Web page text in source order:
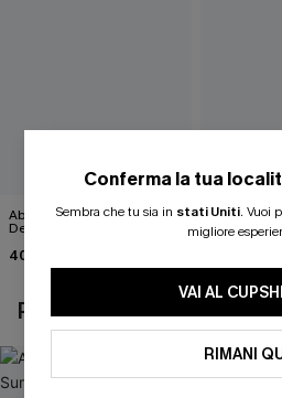
Abito lungo nero Little
Details
40,00 €
Pareo midi
neri
POTREBBE
Conferma la tua
Sembra che tu sia in stati Uniti. Vuoi
migliore
VAI AL
RIMANI